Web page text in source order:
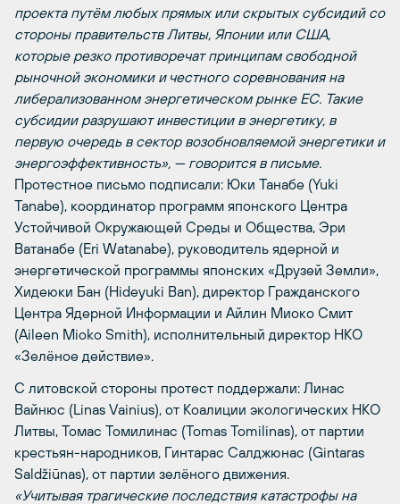
проекта путём любых прямых или скрытых субсидий со
стороны правительств Литвы, Японии или США,
которые резко противоречат принципам свободной
рыночной экономики и честного соревнования на
либерализованном энергетическом рынке ЕС. Такие
субсидии разрушают инвестиции в энергетику, в
первую очередь в сектор возобновляемой энергетики и
энергоэффективность», — говорится в письме.
Протестное письмо подписали: Юки Танабе (Yuki
Tanabe), координатор программ японского Центра
Устойчивой Окружающей Среды и Общества, Эри
Ватанабе (Eri Watanabe), руководитель ядерной и
энергетической программы японских «Друзей Земли»,
Хидеюки Бан (Hideyuki Ban), директор Гражданского
Центра Ядерной Информации и Айлин Миоко Смит
(Aileen Mioko Smith), исполнительный директор НКО
«Зелёное действие».
С литовской стороны протест поддержали: Линас
Вайнюс (Linas Vainius), от Коалиции экологических НКО
Литвы, Томас Томилинас (Tomas Tomilinas), от партии
крестьян-народников, Гинтарас Салджюнас (Gintaras
Saldžiūnas), от партии зелёного движения.
«Учитывая трагические последствия катастрофы на